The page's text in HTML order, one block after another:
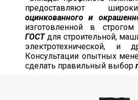
предоставляют
оцинкованного и
изготовленной в строгом
ГОСТдля строительной,
электротехнической, и
Консультации опытных
сделать правильный выбор